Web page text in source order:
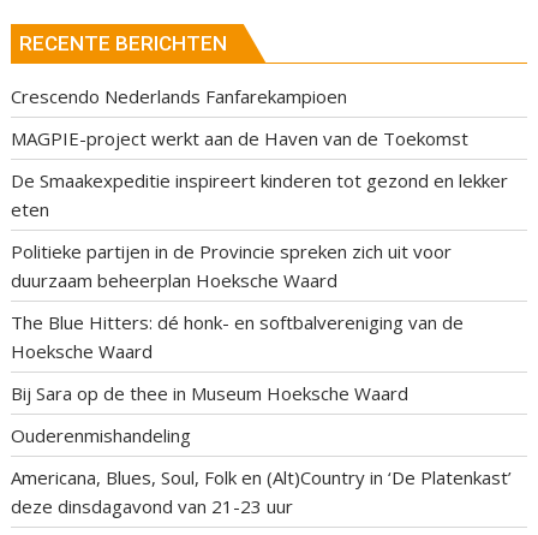
RECENTE BERICHTEN
Crescendo Nederlands Fanfarekampioen
MAGPIE-project werkt aan de Haven van de Toekomst
De Smaakexpeditie inspireert kinderen tot gezond en lekker
eten
Politieke partijen in de Provincie spreken zich uit voor
duurzaam beheerplan Hoeksche Waard
The Blue Hitters: dé honk- en softbalvereniging van de
Hoeksche Waard
Bij Sara op de thee in Museum Hoeksche Waard
Ouderenmishandeling
Americana, Blues, Soul, Folk en (Alt)Country in ‘De Platenkast’
deze dinsdagavond van 21-23 uur